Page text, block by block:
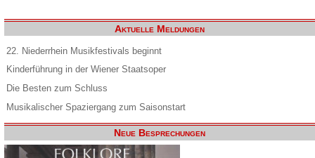
Aktuelle Meldungen
22. Niederrhein Musikfestivals beginnt
Kinderführung in der Wiener Staatsoper
Die Besten zum Schluss
Musikalischer Spaziergang zum Saisonstart
Neue Besprechungen